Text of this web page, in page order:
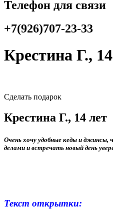
Телефон для связи
+7(926)707-23-33
Крестина Г.,
Сделать подарок
Крестина Г., 14 лет
Очень хочу удобные кеды и джинсы,
делами и встречать новый день
Текст открытки: